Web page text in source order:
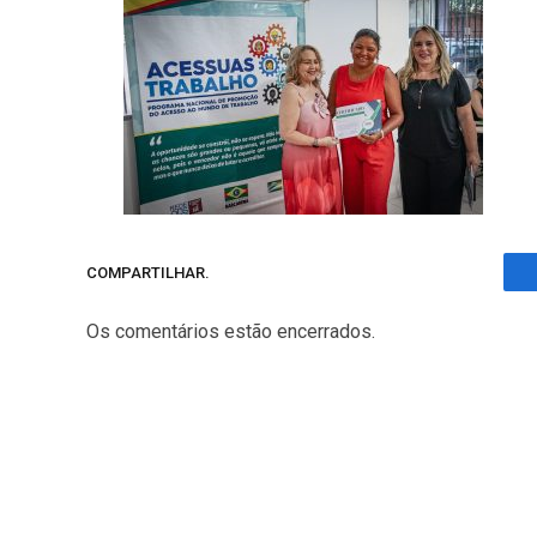
COMPARTILHAR.
Os comentários estão encerrados.